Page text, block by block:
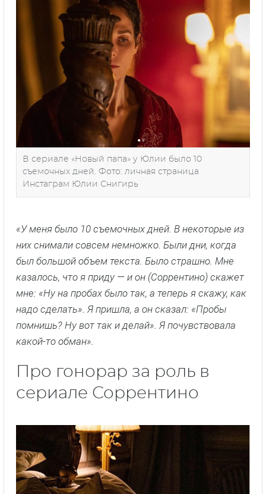
В сериале «Новый папа» у Юлии было 10
съемочных дней. Фото: личная страница
Инстаграм Юлии Снигирь
«У меня было 10 съемочных дней. В некоторые из
них снимали совсем немножко. Были дни, когда
был большой объем текста. Было страшно. Мне
казалось, что я приду — и он (Соррентино) скажет
мне: «Ну на пробах было так, а теперь я скажу, как
надо сделать». Я пришла, а он сказал: «Пробы
помнишь? Ну вот так и делай». Я почувствовала
какой-то обман».
Про гонорар за роль в
сериале Соррентино